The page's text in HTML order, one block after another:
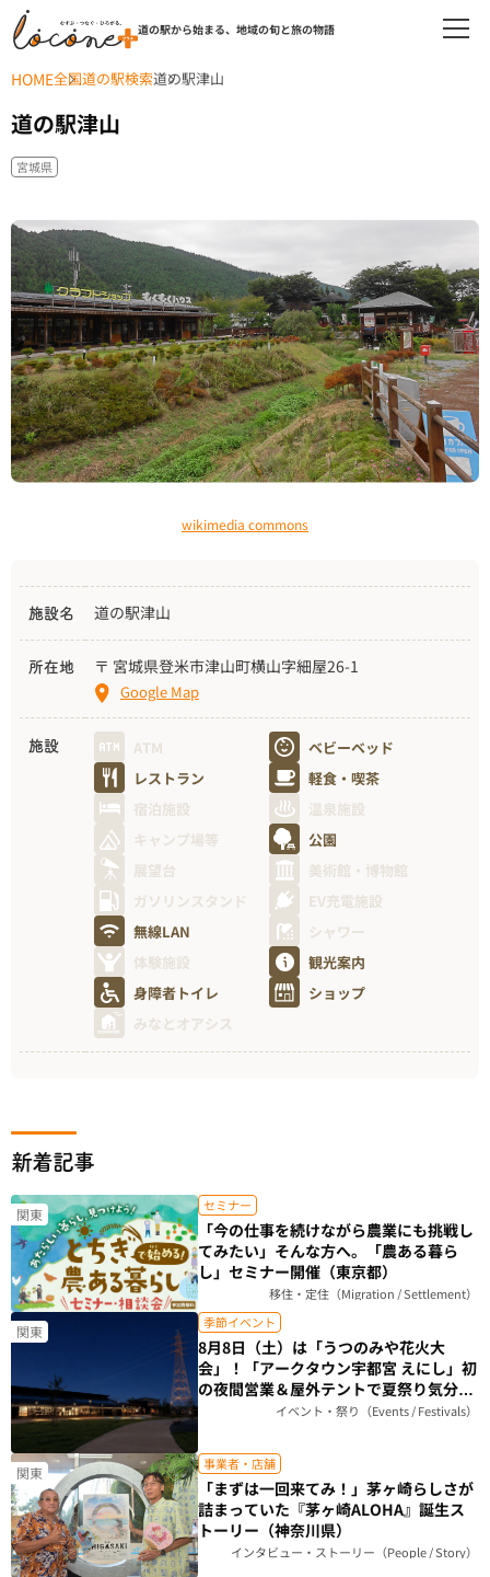
道の駅から始まる、地域の旬と旅の物語
HOME全国道の駅検索道の駅津山
道の駅津山
宮城県
wikimedia commons
施設名 道の駅津山
所在地 〒 宮城県登米市津山町横山字細屋26-1
Google Map
施設 ATM
ベビーベッド
レストラン
軽食・喫茶
宿泊施設
温泉施設
キャンプ場等
公園
展望台
美術館・博物館
ガソリンスタンド
EV充電施設
無線LAN
シャワー
体験施設
観光案内
身障者トイレ
ショップ
みなとオアシス
新着記事
関東 セミナー
「今の仕事を続けながら農業にも挑戦し
てみたい」そんな方へ。「農ある暮ら
し」セミナー開催（東京都）
移住・定住（Migration / Settlement）
関東 季節イベント
8月8日（土）は「うつのみや花火大
会」！「アークタウン宇都宮 えにし」初
の夜間営業＆屋外テントで夏祭り気分を
楽しもう（栃木県）イベント・祭り（Events / Festivals）
関東 事業者・店舗
「まずは一回来てみ！」茅ヶ崎らしさが
詰まっていた『茅ヶ崎ALOHA』誕生ス
トーリー（神奈川県）
インタビュー・ストーリー（People / Story）